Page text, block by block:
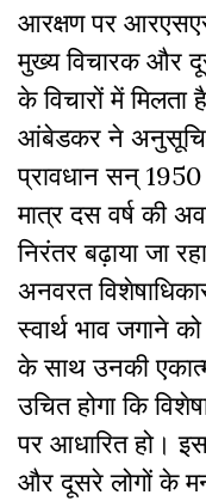
आरक्षण पर
मुख्य विचारक और
के विचारों में
आंबेडकर ने अनुसूचित
प्रावधान सन्
मात्र दस वर्ष की
निरंतर बढ़ाया जा
अनवरत
स्वार्थ भाव जगाने
के साथ उनकी
उचित होगा कि
पर आधारित हो।
और दूसरे लोगों के